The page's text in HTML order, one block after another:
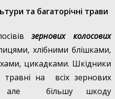
та багаторічні трави
зернових колосових
хлібними блішками,
цикадками. Шкідники
на всіх зернових
але більшу шкоду